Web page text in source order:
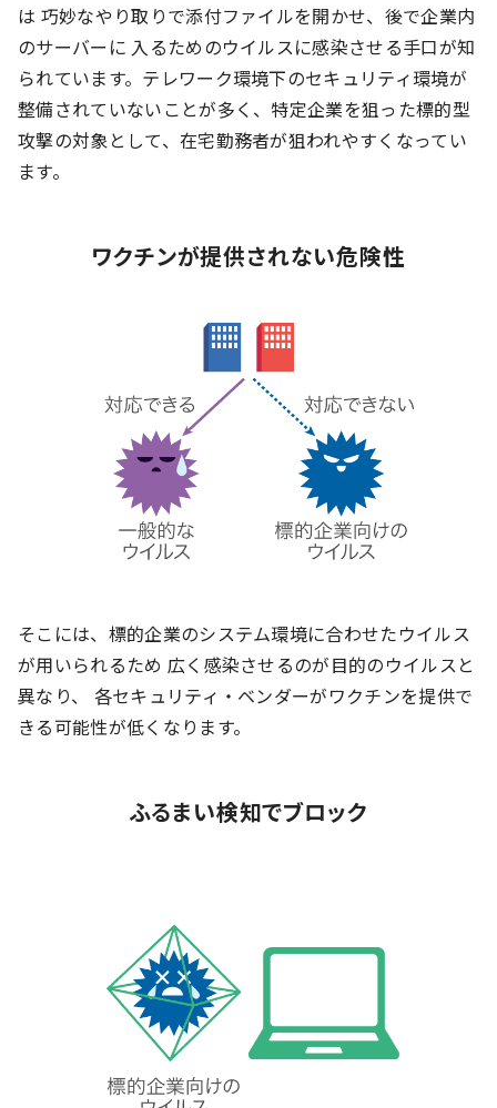
は 巧妙なやり取りで添付ファイルを開かせ、後で企業内
のサーバーに 入るためのウイルスに感染させる手口が知
られています。テレワーク環境下のセキュリティ環境が
整備されていないことが多く、特定企業を狙った標的型
攻撃の対象として、在宅勤務者が狙われやすくなってい
ます。
ワクチンが提供されない危険性
そこには、標的企業のシステム環境に合わせたウイルス
が用いられるため 広く感染させるのが目的のウイルスと
異なり、 各セキュリティ・ベンダーがワクチンを提供で
きる可能性が低くなります。
ふるまい検知でブロック